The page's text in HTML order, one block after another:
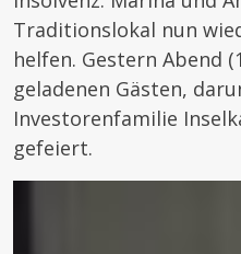
Traditionslokal nun
helfen. Gestern Abend
geladenen Gästen,
Investorenfamilie
gefeiert.